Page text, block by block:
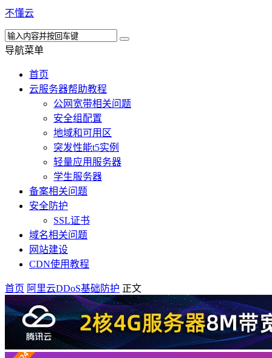
不懂云
导航菜单
首页
云服务器帮助教程
公网宽带相关问题
安全组配置
地域和可用区
突发性能t5实例
轻量应用服务器
学生服务器
备案相关问题
安全防护
SSL证书
域名相关问题
网站建设
CDN使用教程
首页 阿里云DDoS基础防护 正文